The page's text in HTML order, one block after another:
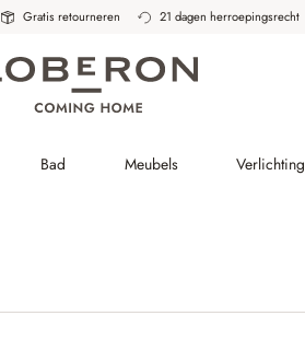
Gratis retourneren 21 dagen herroepingsrecht
Bad Meubels Verlichting